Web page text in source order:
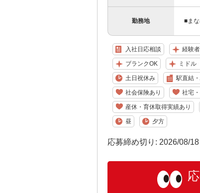
勤務地 ■ま
入社日応相談 経験
ブランクOK ミドル
土日祝休み 駅直結
社会保険あり 社宅
産休・育休取得実績あり
昼 夕方
応募締め切り: 2026/08/